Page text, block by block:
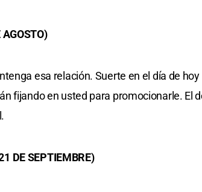
AGOSTO)
esa relación. Suerte en el día de
fijando en usted para promocionarle. El
DE SEPTIEMBRE)